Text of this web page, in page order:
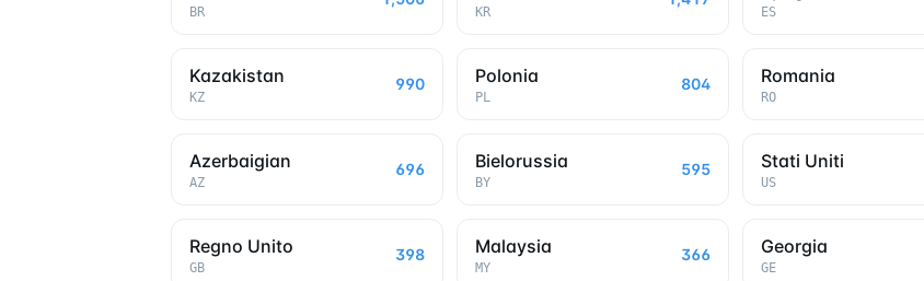
BR KR ES
Kazakistan
KZ
990 Polonia
PL
804 Romania
RO
Azerbaigian
AZ
696 Bielorussia
BY
595 Stati Uniti
US
Regno Unito
GB
398 Malaysia
MY
366 Georgia
GE